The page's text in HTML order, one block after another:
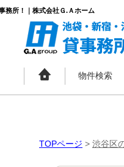
務所！｜株式会社Ｇ.Ａホーム
物件検索
TOPページ > 渋谷区